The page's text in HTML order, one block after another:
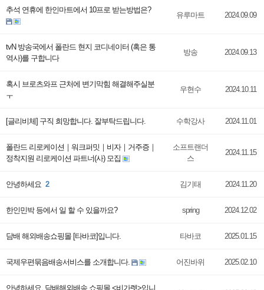
추석 연휴에 한인마트에서 10프로 받는방법은?
유루마트 2024.09.09
tvN 방송국에서 폴란드 현지 코디네이터 (혹은 통
역사)를 구합니다
방송 2024.09.13
혹시 브로츠와프 근처에 변기막힘 해결해주실분
ㅜ
우현수 2024.10.11
[글리비체] 구직 희망합니다. 잘부탁드립니다. 수학강사 2024.11.01
폴란드 리로케이션｜워크퍼밋｜비자｜거주증｜
정착지원 리로케이션 파트너(사) 모집
소프트랜더
스
2024.11.15
안녕하세요 2 김기태 2024.11.20
한인민박 등에서 일 할 수 있을까요? spring 2024.12.02
담배 해외배송쇼핑몰 [타바코]입니다. 타바코 2025.01.15
국제우편묶음배송서비스를 소개합니다. 어진바위 2025.02.10
안녕하세요. 담배해외배송 쇼핑몰 <비가렛>입니